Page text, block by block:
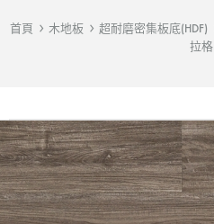
首頁 木地板 超耐磨密集板底(HDF)
拉格